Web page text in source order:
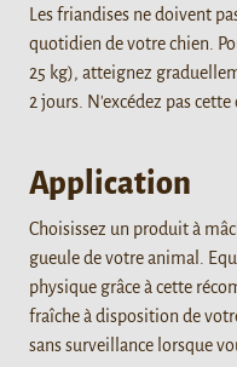
Les friandises ne doivent
quotidien de votre chien.
25 kg), atteignez
2 jours. N'excédez pas cette
Application
Choisissez un produit à
gueule de votre animal.
physique grâce à cette
fraîche à disposition de
sans surveillance lorsque